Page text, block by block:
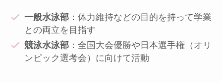
一般水泳部 ：体力維持などの目的を持って学業
との両立を目指す
競泳水泳部 ：全国大会優勝や日本選手権（オリ
ンピック選考会）に向けて活動